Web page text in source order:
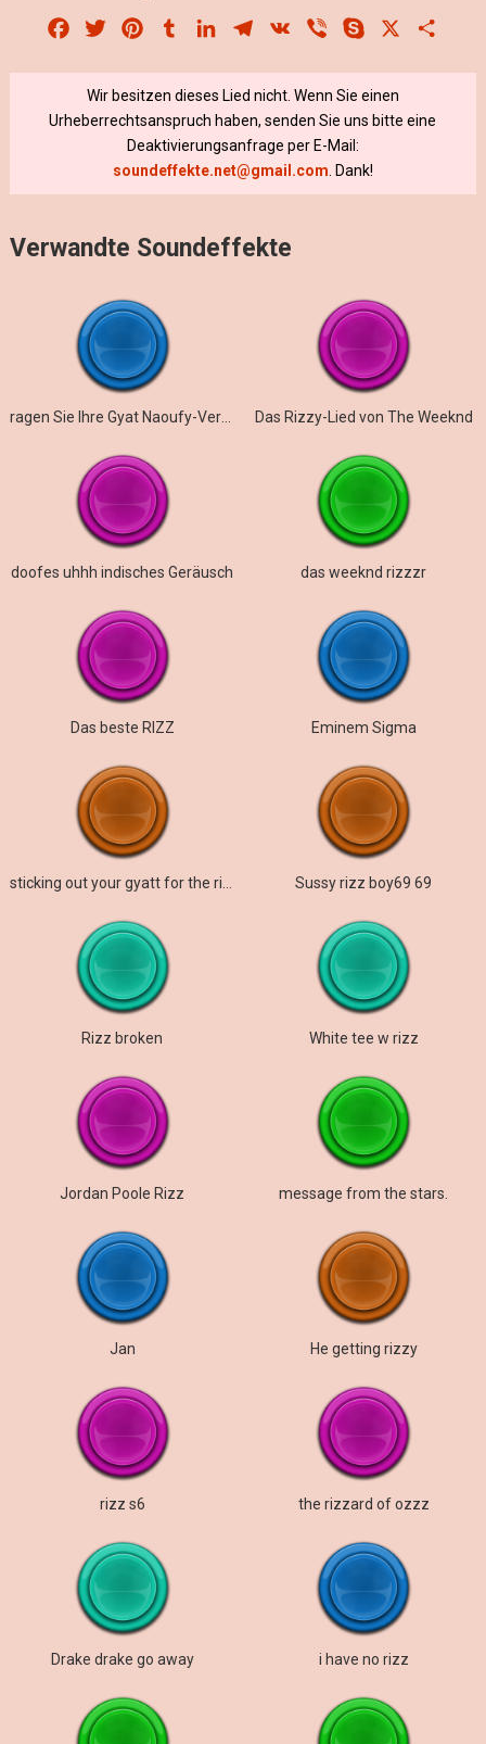
Facebook
Twitter PinterestTumblrLinkedInTelegram
VK Viber Skype
Wir besitzen dieses Lied nicht. Wenn Sie einen
Urheberrechtsanspruch haben, senden Sie uns bitte eine
Deaktivierungsanfrage per E-Mail:
soundeffekte.net@gmail.com . Dank!
Verwandte Soundeffekte
ragen Sie Ihre Gyat Naoufy-Version heraus Das Rizzy-Lied von The Weeknd
doofes uhhh indisches Geräusch das weeknd rizzzr
Das beste RIZZ Eminem Sigma
Sussy rizz boy69 69
Rizz broken White tee w rizz
Jordan Poole Rizz message from the stars.
Jan He getting rizzy
rizz s6 the rizzard of ozzz
Drake drake go away i have no rizz